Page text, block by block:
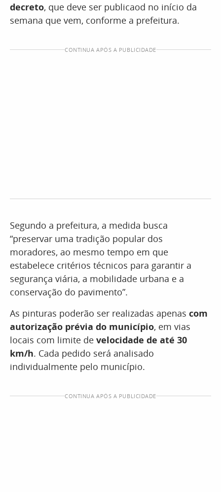
decreto, que deve ser publicaod no início da
semana que vem, conforme a prefeitura.
CONTINUA APÓS A PUBLICIDADE
Segundo a prefeitura, a medida busca
“preservar uma tradição popular dos
moradores, ao mesmo tempo em que
estabelece critérios técnicos para garantir a
segurança viária, a mobilidade urbana e a
conservação do pavimento”.
As pinturas poderão ser realizadas apenas com
autorização prévia do município, em vias
locais com limite de velocidade de até 30
km/h. Cada pedido será analisado
individualmente pelo município.
CONTINUA APÓS A PUBLICIDADE